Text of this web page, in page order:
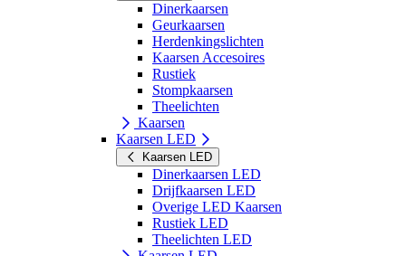
Dinerkaarsen
Geurkaarsen
Herdenkingslichten
Kaarsen Accesoires
Rustiek
Stompkaarsen
Theelichten
Kaarsen
Kaarsen LED
Kaarsen LED
Dinerkaarsen LED
Drijfkaarsen LED
Overige LED Kaarsen
Rustiek LED
Theelichten LED